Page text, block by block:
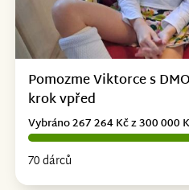
Pomozme Viktorce s
krok vpřed
70 dárců
Vybráno 267 264 Kč z 300 000